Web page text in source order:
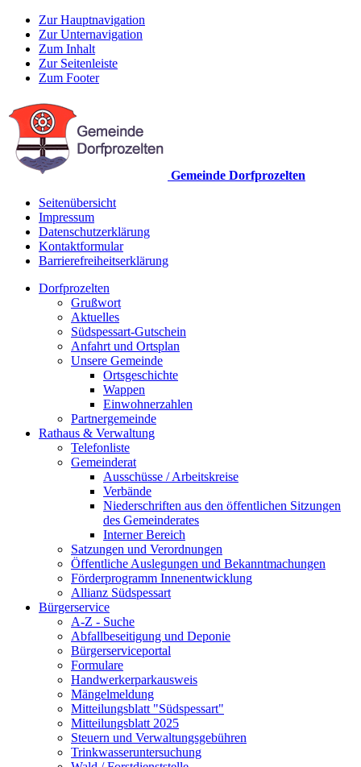
Zur Hauptnavigation
Zur Unternavigation
Zum Inhalt
Zur Seitenleiste
Zum Footer
Gemeinde Dorfprozelten
Seitenübersicht
Impressum
Datenschutzerklärung
Kontaktformular
Barrierefreiheitserklärung
Dorfprozelten
Grußwort
Aktuelles
Südspessart-Gutschein
Anfahrt und Ortsplan
Unsere Gemeinde
Ortsgeschichte
Wappen
Einwohnerzahlen
Partnergemeinde
Rathaus & Verwaltung
Telefonliste
Gemeinderat
Ausschüsse / Arbeitskreise
Verbände
Niederschriften aus den öffentlichen Sitzungen
des Gemeinderates
Interner Bereich
Satzungen und Verordnungen
Öffentliche Auslegungen und Bekanntmachungen
Förderprogramm Innenentwicklung
Allianz Südspessart
Bürgerservice
A-Z - Suche
Abfallbeseitigung und Deponie
Bürgerserviceportal
Formulare
Handwerkerparkausweis
Mängelmeldung
Mitteilungsblatt "Südspessart"
Mitteilungsblatt 2025
Steuern und Verwaltungsgebühren
Trinkwasseruntersuchung